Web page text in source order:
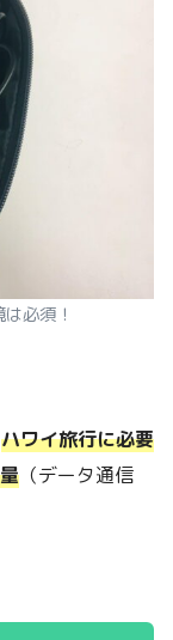
必須！
ハワイ旅行に必要
（データ通信